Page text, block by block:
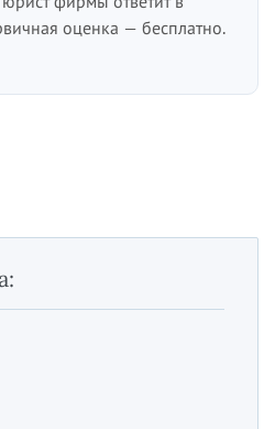
оценка — бесплатно.